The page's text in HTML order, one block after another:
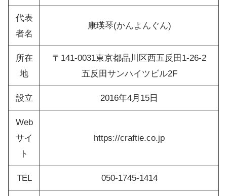
代表
者名
康瑛琴(かんよんぐん)
所在
地
〒141-0031東京都品川区西五反田1-26-2
五反田サンハイツビル2F
設立 2016年4月15日
Web
サイ
ト
https://craftie.co.jp
TEL 050-1745-1414